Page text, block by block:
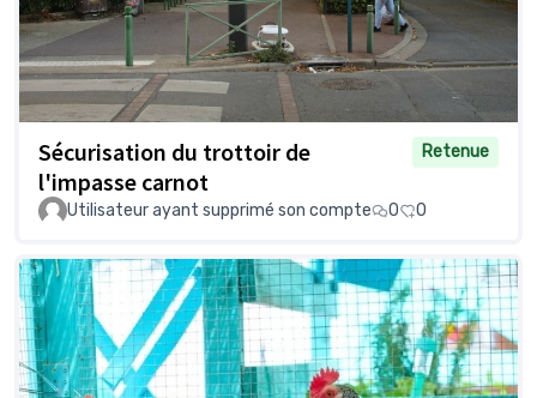
Sécurisation du trottoir de
l'impasse carnot
Retenue
Utilisateur ayant supprimé son compte 0 0